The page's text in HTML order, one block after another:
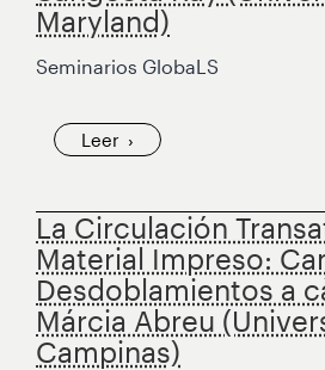
Maryland)
Seminarios GlobaLS
Leer
La Circulación
Material Impreso:
Desdoblamientos a
Márcia Abreu
Campinas)